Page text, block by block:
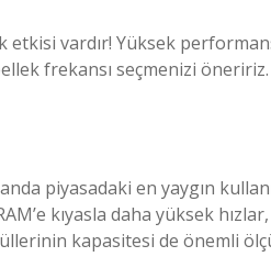
vardır! Yüksek
frekansı seçmenizi öneririz.
piyasadaki en yaygın
kıyasla daha yüksek
kapasitesi de önemli